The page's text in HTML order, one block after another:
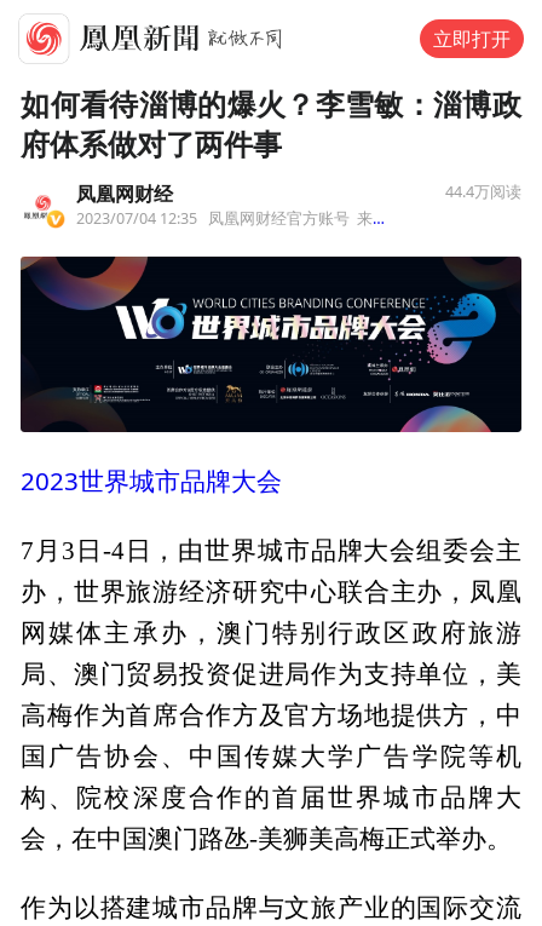
立即打开
如何看待淄博的爆火？李雪敏：淄博政
府体系做对了两件事
凤凰网财经
2023/07/04 12:35 凤凰网财经官方账号 来自北京市
44.4万阅读
2023世界城市品牌大会
7月3日-4日，由世界城市品牌大会组委会主
办，世界旅游经济研究中心联合主办，凤凰
网媒体主承办，澳门特别行政区政府旅游
局、澳门贸易投资促进局作为支持单位，美
高梅作为首席合作方及官方场地提供方，中
国广告协会、中国传媒大学广告学院等机
构、院校深度合作的首届世界城市品牌大
会，在中国澳门路氹-美狮美高梅正式举办。
作为以搭建城市品牌与文旅产业的国际交流